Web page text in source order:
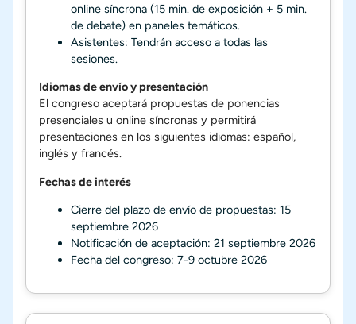
online síncrona (15 min. de exposición + 5 min.
de debate) en paneles temáticos.
Asistentes: Tendrán acceso a todas las
sesiones.
Idiomas de envío y presentación
El congreso aceptará propuestas de ponencias
presenciales u online síncronas y permitirá
presentaciones en los siguientes idiomas: español,
inglés y francés.
Fechas de interés
Cierre del plazo de envío de propuestas: 15
septiembre 2026
Notificación de aceptación: 21 septiembre 2026
Fecha del congreso: 7-9 octubre 2026